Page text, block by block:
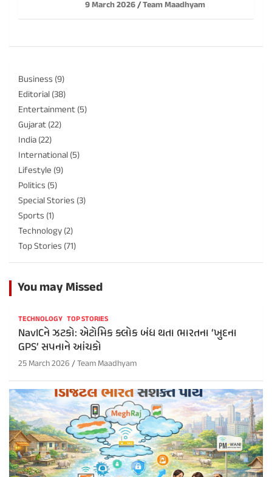
9 March 2026 Team Maadhyam
Business (9)
Editorial(38)
Entertainment(5)
Gujarat(22)
India(22)
International(5)
Lifestyle (9)
Politics (5)
Special Stories (3)
Sports (1)
Technology(2)
Top Stories (71)
You may Missed
TECHNOLOGY TOP STORIES
NavICને ઝટકો: એટોમિક ક્લોક બંધ થતા ભારતના ‘ખુદના
GPS’ સપનાને આંચકો
25 March 2026 Team Maadhyam